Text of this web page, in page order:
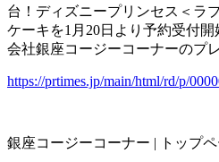
台！ディズニープリンセス＜ラ
ケーキを1月20日より予約受付
会社銀座コージーコーナーのプ
https://prtimes.jp/main/html/rd/p/
銀座コージーコーナー | トップ